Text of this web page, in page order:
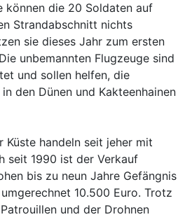
können die 20 Soldaten auf
Strandabschnitt nichts
sie dieses Jahr zum ersten
unbemannten Flugzeuge sind
und sollen helfen, die
den Dünen und Kakteenhainen
Küste handeln seit jeher mit
seit 1990 ist der Verkauf
bis zu neun Jahre Gefängnis
10.500 Euro. Trotz
und der Drohnen